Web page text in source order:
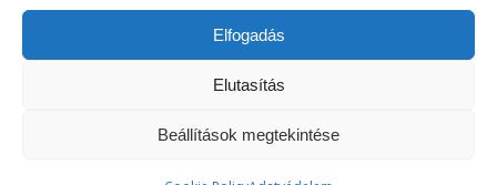
Elfogadás
Elutasítás
Beállítások megtekintése
Általános szerződési feltételek